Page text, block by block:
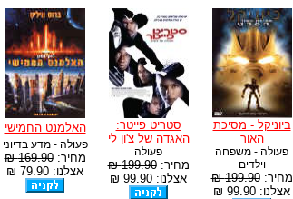
ביוניקל - מסיכת
האור
פעולה - משפחה
וילדים
מחיר:199.90 ₪
אצלנו: 99.90 ₪
סטריט פייטר:
האגדה של צ'ון לי
פעולה
מחיר:199.90 ₪
אצלנו: 99.90 ₪
האלמנט החמישי
פעולה - מדע בדיוני
מחיר:169.90 ₪
אצלנו: 79.90 ₪